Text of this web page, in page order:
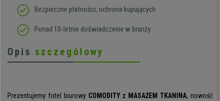
Bezpieczne płatności, ochrona kupujących
Ponad 10-letnie doświadczenie w branży
Opis szczegółowy
Prezentujemy fotel biurowy COMODITY z MASAŻEM TKANINA, nowość